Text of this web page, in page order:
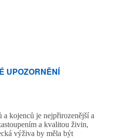
UPOZORNĚNÍ
kojenců je nejpřirozenější a
a kvalitou živin,
výživa by měla být